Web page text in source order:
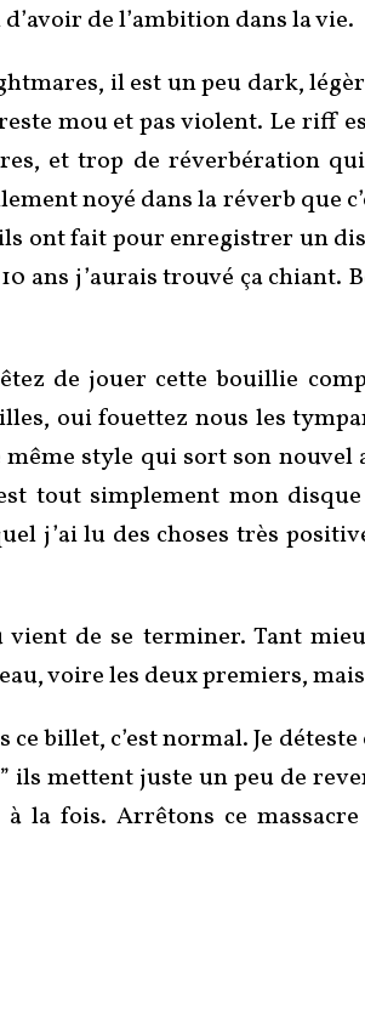
de l’ambition dans la vie.
il est un peu dark,
mou et pas violent. Le riff
et trop de réverbération
noyé dans la réverb que
ont fait pour enregistrer un
ans j’aurais trouvé ça chiant.
de jouer cette bouillie
oui fouettez nous les
style qui sort son
tout simplement mon
j’ai lu des choses très
de se terminer. Tant
voire les deux premiers, mais
billet, c’est normal. Je
ils mettent juste un peu de
fois. Arrêtons ce massacre